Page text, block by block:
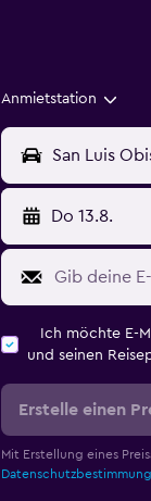
Anmietstation
Do 13.8.
Ich möchte E-
und seinen
Erstelle einen
Mit Erstellung eines